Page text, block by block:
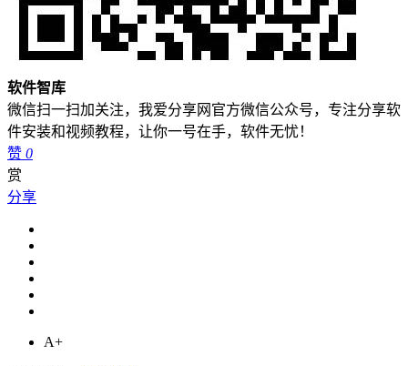
软件智库
微信扫一扫加关注，我爱分享网官方微信公众号，专注分享软
件安装和视频教程，让你一号在手，软件无忧！
赞 0
赏
分享
A+